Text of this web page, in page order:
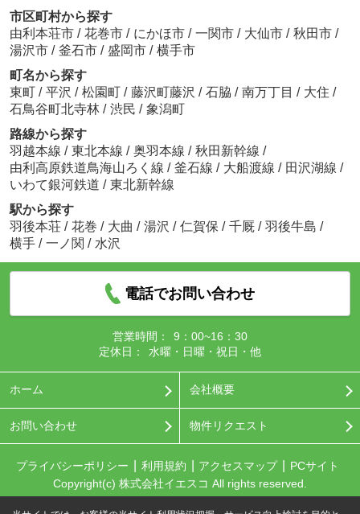
市区町村から探す
由利本荘市 / 花巻市 / にかほ市 / 一関市 / 大仙市 / 秋田市 /
湯沢市 / 釜石市 / 盛岡市 / 横手市
町名から探す
東町 / 平沢 / 松園町 / 藤沢町藤沢 / 石脇 / 南万丁目 / 大住 /
石鳥谷町北寺林 / 渋民 / 象潟町
路線から探す
羽越本線 / 東北本線 / 奥羽本線 / 秋田新幹線 /
由利高原鉄道鳥海山ろく線 / 釜石線 / 大船渡線 / 田沢湖線 /
いわて銀河鉄道 / 東北新幹線
駅から探す
羽後本荘 / 花巻 / 大曲 / 湯沢 / 仁賀保 / 千厩 / 羽後牛島 /
横手 / 一ノ関 / 水沢
電話でお問い合わせ
営業時間：
9：00~16：30
定休日：
水曜・日曜・祝日・他
ホーム 会社概要
お問い合わせ 物件リクエスト
プライバシーポリシー 利用規約 アクセスマップ
PCサイト
Copyright(c) 株式会社イエスコ All rights reserved.